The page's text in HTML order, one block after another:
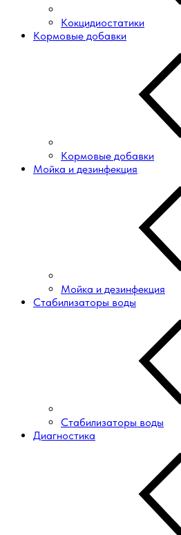
Кокцидиостатики
Кормовые добавки
Кормовые добавки
Мойка и дезинфекция
Мойка и дезинфекция
Стабилизаторы воды
Стабилизаторы воды
Диагностика